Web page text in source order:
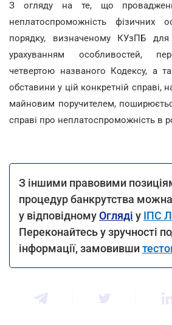
З огляду на те, що
неплатоспроможність фізичних
порядку, визначеному КУзПБ
урахуванням особливостей,
четвертою названого Кодексу, а
обставини у цій конкретній справі,
майновим поручителем,
справі про неплатоспроможність в
З іншими правовими
процедур банкрутства
у відповідномуОгляді у ІПС
Переконайтесь у зручності
інформації, замовивши